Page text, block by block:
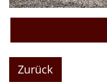
Zurück